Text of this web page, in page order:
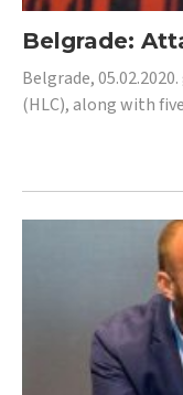
Belgrade:
Belgrade,
(HLC), along with